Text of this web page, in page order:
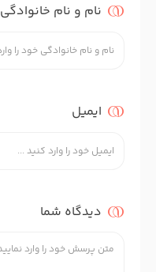
نام و نام خانوادگی
ایمیل
دیدگاه شما